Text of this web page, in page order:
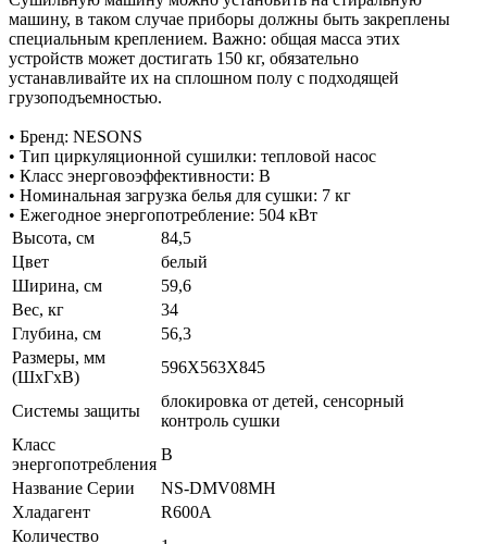
машину, в таком случае приборы должны быть закреплены
специальным креплением. Важно: общая масса этих
устройств может достигать 150 кг, обязательно
устанавливайте их на сплошном полу с подходящей
грузоподъемностью.
• Бренд: NESONS
• Тип циркуляционной сушилки: тепловой насос
• Класс энерговоэффективности: В
• Номинальная загрузка белья для сушки: 7 кг
• Ежегодное энергопотребление: 504 кВт
Высота, см
84,5
Цвет
белый
Ширина, см
59,6
Вес, кг
34
Глубина, см
56,3
Размеры, мм
(ШхГхВ)
596Х563Х845
Системы защиты
блокировка от детей, сенсорный
контроль сушки
Класс
энергопотребления
B
Название Серии
NS-DMV08MH
Хладагент
R600A
Количество